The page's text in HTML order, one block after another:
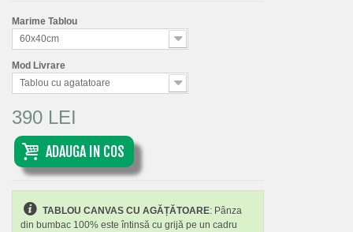
Marime Tablou
60x40cm
Mod Livrare
Tablou cu agatatoare
390 LEI
ADAUGA IN COS
TABLOU CANVAS CU AGĂȚĂTOARE: Pânza
din bumbac 100% este întinsă cu grijă pe un cadru